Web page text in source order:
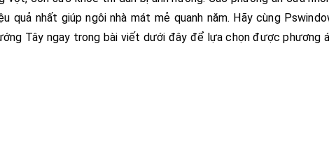
quả nhất giúp ngôi nhà mát mẻ quanh năm. Hãy cùng
Tây ngay trong bài viết dưới đây để lựa chọn được phương